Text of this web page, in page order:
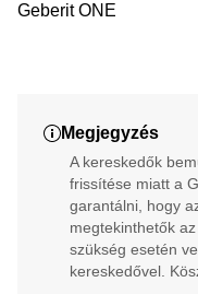
Geberit ONE
Megjegyzés
A kereskedők
frissítése miatt a
garantálni, hogy
megtekinthetők
szükség esetén
kereskedővel.